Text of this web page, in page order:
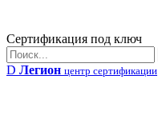
Бейдж
Сертификация под ключ
Поиск
D Легион центр сертификации